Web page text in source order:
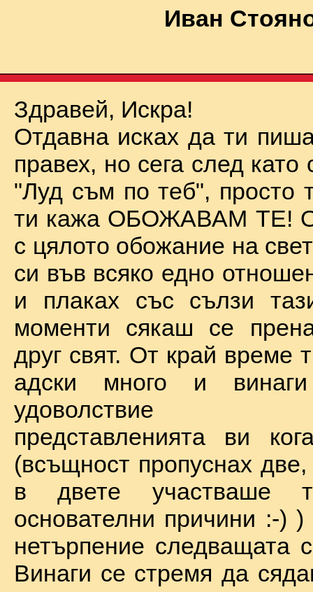
Иван
Здравей, Искра!
Отдавна исках да ти
правех, но сега след като
"Луд съм по теб", просто
ти кажа ОБОЖАВАМ ТЕ!
с цялото обожание на
си във всяко едно
и плаках със сълзи
моменти сякаш се
друг свят. От край време
адски много и
удоволствие
представленията ви
(всъщност пропуснах
в двете участваше
основателни причини :-)
нетърпение следващата
Винаги се стремя да